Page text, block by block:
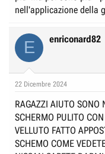
nell'applicazione della
E enriconard82
22 Dicembre 2024
RAGAZZI AIUTO SONO
SCHERMO PULITO
VELLUTO FATTO
SCHEMO COME